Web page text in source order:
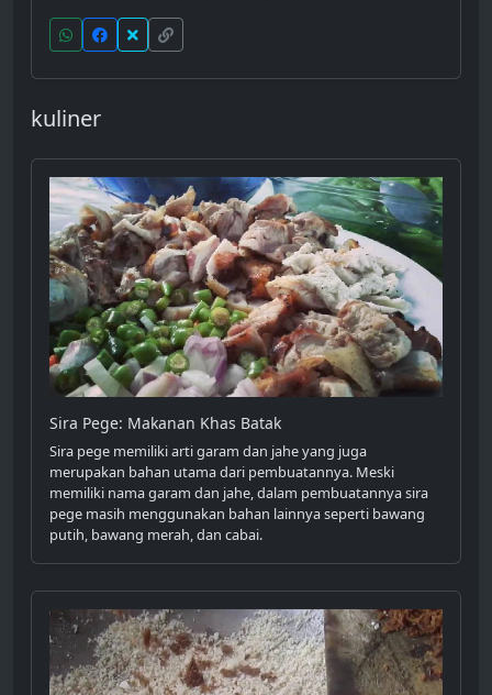
kuliner
Sira Pege: Makanan Khas Batak
Sira pege memiliki arti garam dan jahe yang juga
merupakan bahan utama dari pembuatannya. Meski
memiliki nama garam dan jahe, dalam pembuatannya sira
pege masih menggunakan bahan lainnya seperti bawang
putih, bawang merah, dan cabai.